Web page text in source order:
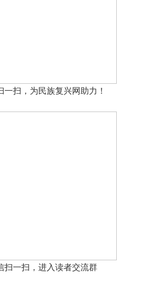
一扫，为民族复兴网助力！
扫一扫，进入读者交流群